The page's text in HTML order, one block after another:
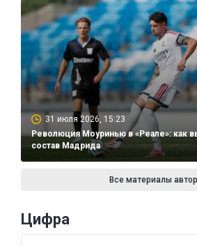
31 июля 2026, 15:23
Революция Моуринью в «Реале»: как
состав Мадрида
Все материалы
Цифра